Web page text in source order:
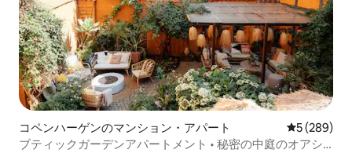
コペンハーゲンのマンション・アパート レビュー
5 (289)
ブティックガーデンアパートメント • 秘密の中庭のオアシ